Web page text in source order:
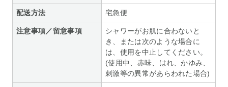
配送方法 宅急便
注意事項／留意事項
シャワーがお肌に合わないと
き、または次のような場合に
は、使用を中止してください。
(使用中、赤味、はれ、かゆみ、
刺激等の異常があらわれた場合)